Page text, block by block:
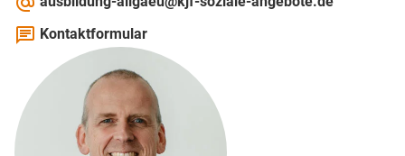
chat Kontaktformular